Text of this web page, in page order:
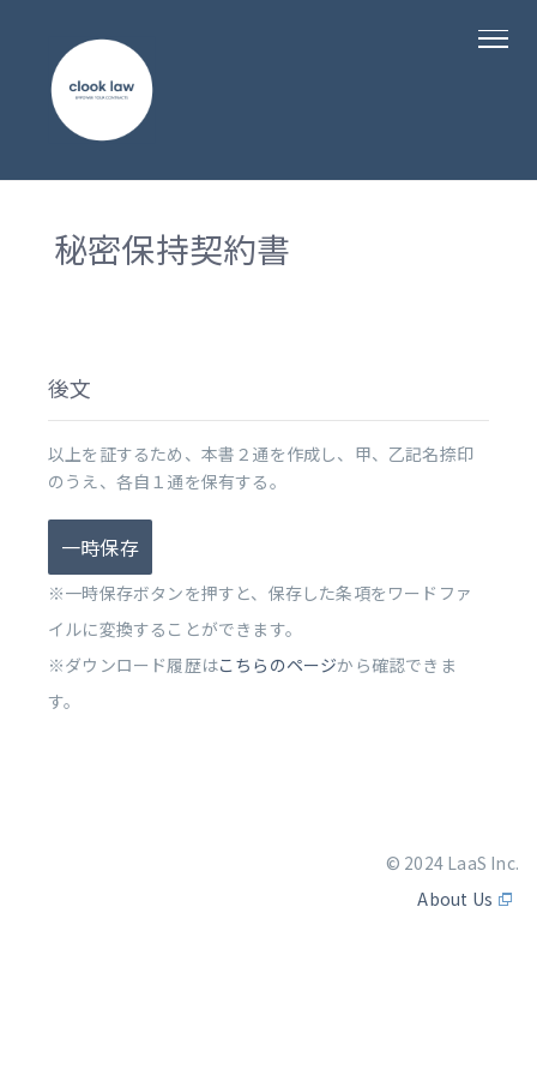
秘密保持契約書
後文
以上を証するため、本書２通を作成し、甲、乙記名捺印
のうえ、各自１通を保有する。
一時保存
※一時保存ボタンを押すと、保存した条項をワードファ
イルに変換することができます。
※ダウンロード履歴はこちらのページから確認できま
す。
© 2024 LaaS Inc.
About Us